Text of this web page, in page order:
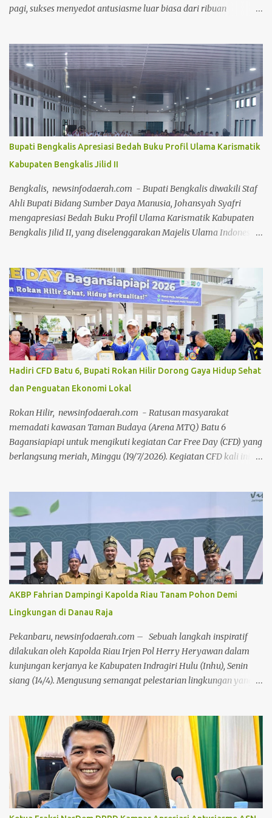
pagi, sukses menyedot antusiasme luar biasa dari ribuan
penuh oleh Pemerintah Kabupaten Rokan Hilir. Agenda tersebut
menjadi upaya nyata pemerintah untuk terus mendorong budaya
hidup sehat sekaligus menghidupkan ruang publik yang positif
bagi warga. Sejak pagi, warga dari berbagai kalangan usia
memanfaatkan momen bebas kendaraan bermotor ini untuk
berolahraga, mulai dari senam bersama, joging, hingga
bersepeda. Selain menjadi ajang menjaga kebugaran dan
bersilaturahmi, CFD kali ini juga sukses menjadi motor penggerak
ekonomi daerah. Puluhan pelaku Usaha Mikro, Kecil, dan
Menengah (UMKM) lokal yang memadati area kegiatan
melaporkan lonjakan omzet yang positif berkat ramainya pe...
Bupati Bengkalis Apresiasi Bedah Buku Profil Ulama Karismatik
Kabupaten Bengkalis Jilid II
Bengkalis, newsinfodaerah.com - Bupati Bengkalis diwakili Staf
Ahli Bupati Bidang Sumber Daya Manusia, Johansyah Syafri
mengapresiasi Bedah Buku Profil Ulama Karismatik Kabupaten
Bengkalis Jilid II, yang diselenggarakan Majelis Ulama Indonesia
during dengan menghadirkan berbagai tokoh selaku narasumber,
Jumat 24 Juli 2026, di aula gedung Diklat Jalan Kelapapati Darat
Bengkalis. Dalam sambutannya, Johan mengatakan, kegiatan
bedah buku ini memiliki makna yang sangat penting karena
bukan sekadar membahas isi sebuah buku, tetapi juga menggali
kembali nilai-nilai perjuangan, keteladanan dan warisan
keilmuan para ulama yang telah memberi warna dalam
perjalanan sejarah Negeri Junjungan. "Melalui forum bedah buku
ini, kita tidak hanya memperkenalkan buku kepada masyarakat,
tetapi juga mengkajinya secara lebih mendalam. Sebab sebuah
buku akan memiliki nilai yang jauh...
Hadiri CFD Batu 6, Bupati Rokan Hilir Dorong Gaya Hidup Sehat
dan Penguatan Ekonomi Lokal
Rokan Hilir, newsinfodaerah.com - Ratusan masyarakat
memadati kawasan Taman Budaya (Arena MTQ) Batu 6
Bagansiapiapi untuk mengikuti kegiatan Car Free Day (CFD) yang
berlangsung meriah, Minggu (19/7/2026). Kegiatan CFD kali ini
sehat, pemberdayaan ekonomi lokal, dan edukasi sosial.Kegiatan
ini dihadiri langsung oleh Bupati Rokan Hilir (Rohil) H.
Bistamam, jajaran Forkopimda Rohil, Sekretaris Daerah Fauzi
Efrizal, serta para kepala OPD di lingkungan Pemkab Rohil. Turut
hadir Ketua TP PKK Rohil Tatik Sri Rahayu Bistamam, Ketua DPC
IWAPI Rohil yang juga Anggota DPR RI Dr. Hj. Karmila Sari,
S.Kom., M.M, Direktur Politeknik Negeri Bengkalis Johny Custer,
S.T., M.T., akademisi, serta jajaran manajemen PT Pertamina Hulu
Rokan (PHR). Selain senam dan olahraga bersama, CFD kali ini
diwarnai dengan pembagian ratusan doorprize menarik bagi para
peserta yang beruntung. Pada kese...
AKBP Fahrian Dampingi Kapolda Riau Tanam Pohon Demi
Lingkungan di Danau Raja
Pekanbaru, newsinfodaerah.com – Sebuah langkah inspiratif
dilakukan oleh Kapolda Riau Irjen Pol Herry Heryawan dalam
kunjungan kerjanya ke Kabupaten Indragiri Hulu (Inhu), Senin
siang (14/4). Mengusung semangat pelestarian lingkungan yang
Danau Raja, Rengat. Kegiatan ini merupakan bagian dari
program penanaman serentak 2000 pohon di seluruh wilayah
Kabupaten Inhu. Penanaman dilakukan di berbagai titik, mulai
dari Mapolres, Polsek, Koramil, hingga kantor pemerintahan di
jajaran Pemkab Inhu, bahkan hingga ke tingkat desa. Kedatangan
Kapolda Riau disambut hangat oleh jajaran Forkopimda Inhu,
termasuk Kapolres Inhu AKBP Fahrian Saleh Siregar, Bupati Inhu